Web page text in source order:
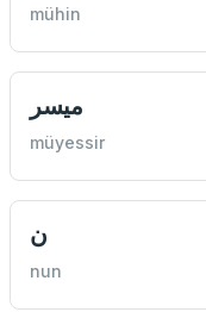
mühin
ميسر
müyessir
ن
nun